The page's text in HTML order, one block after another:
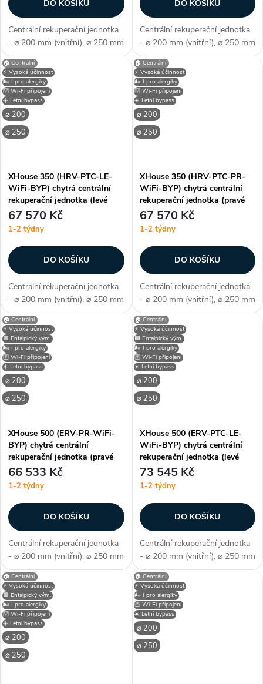
DO KOŠÍKU
Centrální rekuperační jednotka
- ⌀ 200 mm (vnitřní), ⌀ 250 mm
(vnější), ERV - entalpický
výměník (s obnovou tepla i
vlhkosti), PTC předehřev, pravé
připojení, WiFi - chytré...
DO KOŠÍKU
Centrální rekuperační jednotka
- ⌀ 200 mm (vnitřní), ⌀ 250 mm
(vnější), HRV - protiproudý
tepelný výměník, pravé
připojení, WiFi - chytré
bezdrátové ovládání,
mechanický letní...
⌀ 200
⌀ 250
🏠 Centrální
⚡ Vysoká účinnost
🌬️ I pro alergiky
🛜 Wi-Fi připojení
☀️ Letní bypass
XHouse 350 (HRV-PTC-LE-
WiFi-BYP) chytrá centrální
rekuperační jednotka (levé
připojení)
67 570 Kč
1-2 týdny
DO KOŠÍKU
Centrální rekuperační jednotka
- ⌀ 200 mm (vnitřní), ⌀ 250 mm
(vnější), HRV - protiproudý
tepelný výměník, PTC
předehřev, levé připojení, WiFi -
chytré bezdrátové ovládání,...
⌀ 200
⌀ 250
🏠 Centrální
⚡ Vysoká účinnost
🌬️ I pro alergiky
🛜 Wi-Fi připojení
☀️ Letní bypass
XHouse 350 (HRV-PTC-PR-
WiFi-BYP) chytrá centrální
rekuperační jednotka (pravé
připojení)
67 570 Kč
1-2 týdny
DO KOŠÍKU
Centrální rekuperační jednotka
- ⌀ 200 mm (vnitřní), ⌀ 250 mm
(vnější), HRV - protiproudý
tepelný výměník, PTC
předehřev, pravé připojení, WiFi
- chytré bezdrátové ovládání,...
⌀ 200
⌀ 250
🏠 Centrální
⚡ Vysoká účinnost
🟦 Entalpický vým.
🌬️ I pro alergiky
🛜 Wi-Fi připojení
☀️ Letní bypass
XHouse 500 (ERV-PR-WiFi-
BYP) chytrá centrální
rekuperační jednotka (pravé
připojení)
66 533 Kč
1-2 týdny
DO KOŠÍKU
Centrální rekuperační jednotka
- ⌀ 200 mm (vnitřní), ⌀ 250 mm
(vnější), ERV - entalpický
výměník (s obnovou tepla i
vlhkosti), pravé připojení, WiFi -
chytré bezdrátové...
⌀ 200
⌀ 250
🏠 Centrální
⚡ Vysoká účinnost
🟦 Entalpický vým.
🌬️ I pro alergiky
🛜 Wi-Fi připojení
☀️ Letní bypass
XHouse 500 (ERV-PTC-LE-
WiFi-BYP) chytrá centrální
rekuperační jednotka (levé
připojení)
73 545 Kč
1-2 týdny
DO KOŠÍKU
Centrální rekuperační jednotka
- ⌀ 200 mm (vnitřní), ⌀ 250 mm
(vnější), ERV - entalpický
výměník (s obnovou tepla i
vlhkosti), PTC předehřev, levé
připojení, WiFi - chytré...
⌀ 200
⌀ 250
🏠 Centrální
⚡ Vysoká účinnost
🟦 Entalpický vým.
🌬️ I pro alergiky
🛜 Wi-Fi připojení
☀️ Letní bypass
⌀ 200
⌀ 250
🏠 Centrální
⚡ Vysoká účinnost
🌬️ I pro alergiky
🛜 Wi-Fi připojení
☀️ Letní bypass